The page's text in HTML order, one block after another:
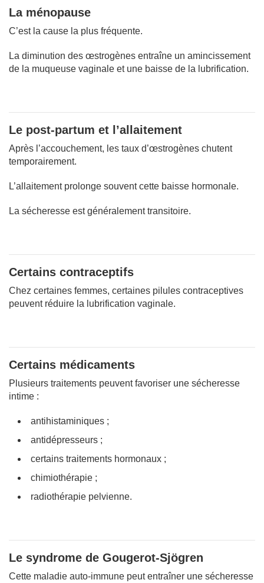
La ménopause
C’est la cause la plus fréquente.
La diminution des œstrogènes entraîne un amincissement
de la muqueuse vaginale et une baisse de la lubrification.
Le post-partum et l’allaitement
Après l’accouchement, les taux d’œstrogènes chutent
temporairement.
L’allaitement prolonge souvent cette baisse hormonale.
La sécheresse est généralement transitoire.
Certains contraceptifs
Chez certaines femmes, certaines pilules contraceptives
peuvent réduire la lubrification vaginale.
Certains médicaments
Plusieurs traitements peuvent favoriser une sécheresse
intime :
antihistaminiques ;
antidépresseurs ;
certains traitements hormonaux ;
chimiothérapie ;
radiothérapie pelvienne.
Le syndrome de Gougerot-Sjögren
Cette maladie auto-immune peut entraîner une sécheresse